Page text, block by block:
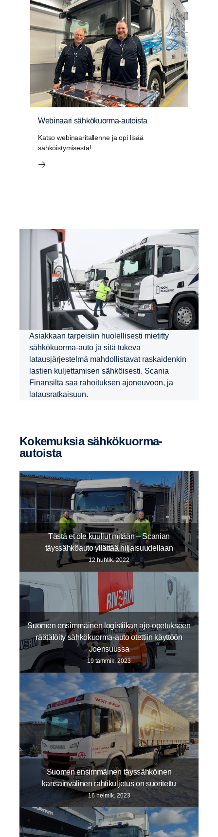
Webinaari sähkökuorma-autoista
Katso webinaaritallenne ja opi lisää
sähköistymisestä!
Asiakkaan tarpeisiin huolellisesti mietitty
sähkökuorma-auto ja sitä tukeva
latausjärjestelmä mahdollistavat raskaidenkin
lastien kuljettamisen sähköisesti. Scania
Finansilta saa rahoituksen ajoneuvoon, ja
latausratkaisuun.
Kokemuksia sähkökuorma-​
autoista
Tästä et ole kuullut mitään – Scanian
täyssähköauto yllättää hiljaisuudellaan
12 huhtik. 2022
Suomen ensimmäinen logistiikan ajo-opetukseen
räätälöity sähkökuorma-auto otettiin käyttöön
Joensuussa
19 tammik. 2023
Suomen ensimmäinen täyssähköinen
kansainvälinen rahtikuljetus on suoritettu
16 helmik. 2023